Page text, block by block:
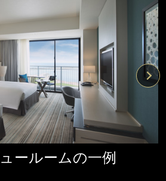
ールームの一例